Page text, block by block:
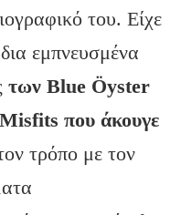
του. Είχε
εμπνευσμένα
των Blue Öyster
που άκουγε
τρόπο με τον